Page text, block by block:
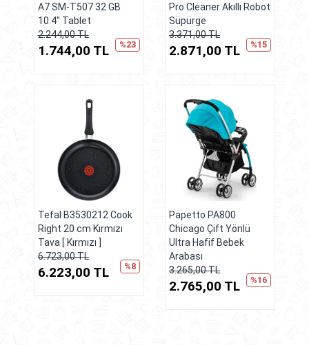
A7 SM-T507 32 GB
10.4" Tablet
2.244,00 TL
%23
1.744,00 TL
Pro Cleaner Akıllı Robot
Süpürge
3.371,00 TL
%15
2.871,00 TL
Tefal B3530212 Cook
Right 20 cm Kırmızı
Tava [ Kırmızı ]
6.723,00 TL
%8
6.223,00 TL
Papetto PA800
Chicago Çift Yönlü
Ultra Hafif Bebek
Arabası
3.265,00 TL
%16
2.765,00 TL